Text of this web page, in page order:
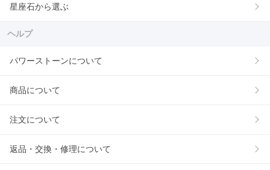
星座石から選ぶ
ヘルプ
パワーストーンについて
商品について
注文について
返品・交換・修理について